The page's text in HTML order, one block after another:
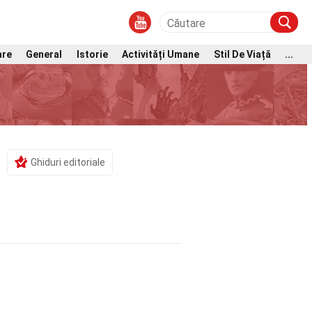
General Istorie Activități Umane Stil De Viață
...
Ghiduri editoriale